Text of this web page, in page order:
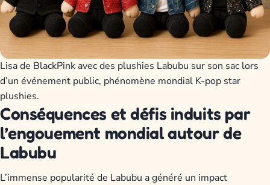
Lisa de BlackPink avec des plushies Labubu sur son sac lors
d’un événement public, phénomène mondial K-pop star
plushies.
Conséquences et défis induits par
l’engouement mondial autour de
Labubu
L’immense popularité de Labubu a généré un impact